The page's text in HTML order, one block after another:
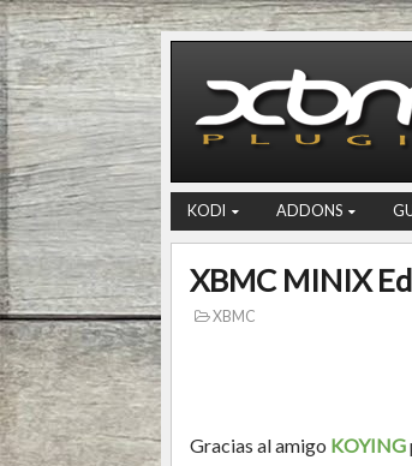
KODI ADDONS
XBMC MINIX
XBMC
Gracias al amigo KOYING